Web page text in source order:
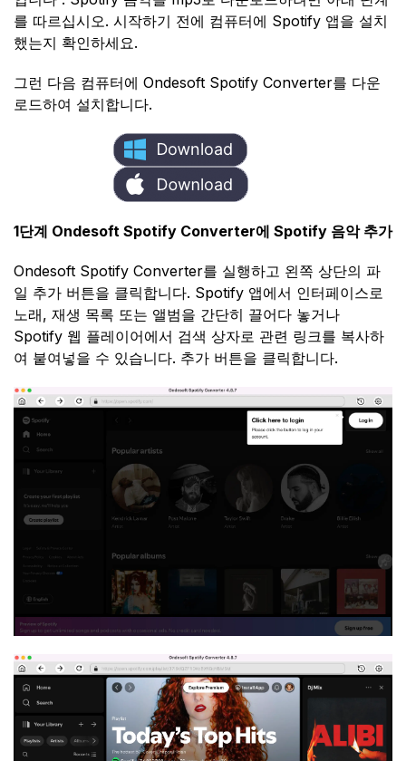
를 따르십시오. 시작하기 전에 컴퓨터에 Spotify 앱을 설치
했는지 확인하세요.
그런 다음 컴퓨터에 Ondesoft Spotify Converter를 다운
로드하여 설치합니다.
1단계 Ondesoft Spotify Converter에 Spotify 음악 추가
Ondesoft Spotify Converter를 실행하고 왼쪽 상단의 파
일 추가 버튼을 클릭합니다. Spotify 앱에서 인터페이스로
노래, 재생 목록 또는 앨범을 간단히 끌어다 놓거나
Spotify 웹 플레이어에서 검색 상자로 관련 링크를 복사하
여 붙여넣을 수 있습니다. 추가 버튼을 클릭합니다.